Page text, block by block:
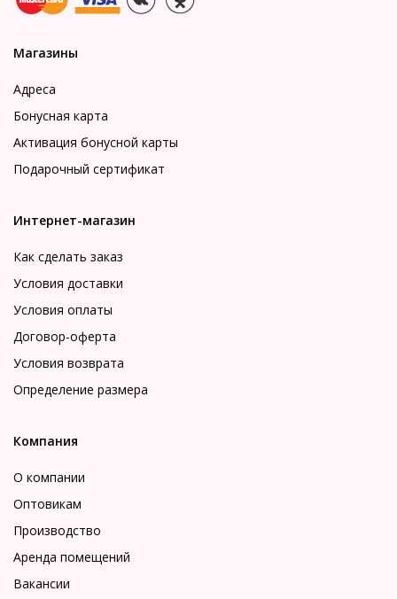
Магазины
Адреса
Бонусная карта
Активация бонусной карты
Подарочный сертификат
Интернет-магазин
Как сделать заказ
Условия доставки
Условия оплаты
Договор-оферта
Условия возврата
Определение размера
Компания
О компании
Оптовикам
Производство
Аренда помещений
Вакансии